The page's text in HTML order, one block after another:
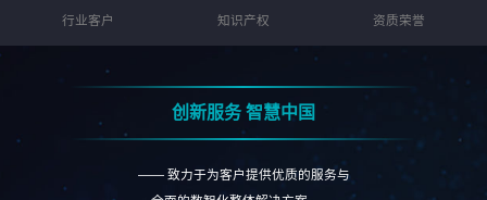
行业客户 知识产权 资质荣誉
创新服务 智慧中国
—— 致力于为客户提供优质的服务与